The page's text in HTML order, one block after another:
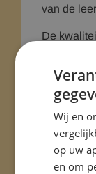
van de
De
bewaker
een
collega's
-Focus
Wij en
op uw
en om